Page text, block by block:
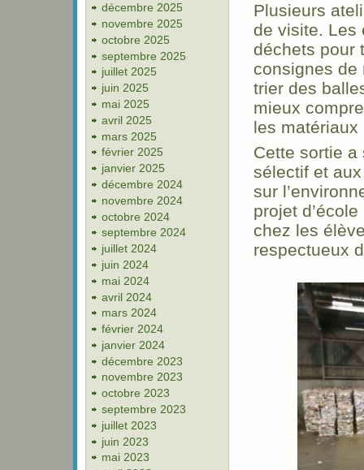
décembre 2025
novembre 2025
octobre 2025
septembre 2025
juillet 2025
juin 2025
mai 2025
avril 2025
mars 2025
février 2025
janvier 2025
décembre 2024
novembre 2024
octobre 2024
septembre 2024
juillet 2024
juin 2024
mai 2024
avril 2024
mars 2024
février 2024
janvier 2024
décembre 2023
novembre 2023
octobre 2023
septembre 2023
juillet 2023
juin 2023
mai 2023
Plusieurs
de visite. Les
déchets pour
consignes de
trier des
mieux
les
Cette sortie a
sélectif et
sur
projet
chez les
respectueux